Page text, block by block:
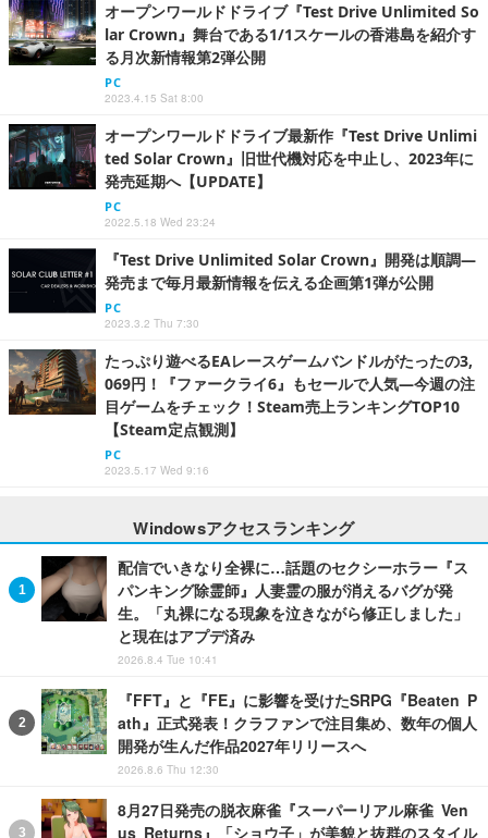
オープンワールドドライブ『Test Drive Unlimited So
lar Crown』舞台である1/1スケールの香港島を紹介す
る月次新情報第2弾公開
PC
2023.4.15 Sat 8:00
オープンワールドドライブ最新作『Test Drive Unlimi
ted Solar Crown』旧世代機対応を中止し、2023年に
発売延期へ【UPDATE】
PC
2022.5.18 Wed 23:24
『Test Drive Unlimited Solar Crown』開発は順調―
発売まで毎月最新情報を伝える企画第1弾が公開
PC
2023.3.2 Thu 7:30
たっぷり遊べるEAレースゲームバンドルがたったの3,
069円！『ファークライ6』もセールで人気―今週の注
目ゲームをチェック！Steam売上ランキングTOP10
【Steam定点観測】
PC
2023.5.17 Wed 9:16
Windowsアクセスランキング
配信でいきなり全裸に…話題のセクシーホラー『ス
パンキング除霊師』人妻霊の服が消えるバグが発
生。「丸裸になる現象を泣きながら修正しました」
と現在はアプデ済み
2026.8.4 Tue 10:41
『FFT』と『FE』に影響を受けたSRPG『Beaten P
ath』正式発表！クラファンで注目集め、数年の個人
開発が生んだ作品2027年リリースへ
2026.8.6 Thu 12:30
8月27日発売の脱衣麻雀『スーパーリアル麻雀 Ven
us Returns』「ショウ子」が美貌と抜群のスタイル